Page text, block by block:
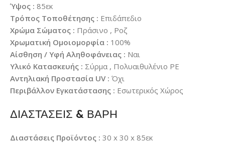
Ύψος : 85εκ
Τρόπος Τοποθέτησης : Επιδάπεδιο
Χρώμα Σώματος : Πράσινο , Ροζ
Χρωματική Ομοιομορφία : 100%
Αίσθηση / Υφή Αληθοφάνειας : Ναι
Υλικό Κατασκευής : Σύρμα , Πολυαιθυλένιο PE
Αντηλιακή Προστασία UV : Όχι
Περιβάλλον Εγκατάστασης : Εσωτερικός Χώρος
ΔΙΑΣΤΑΣΕΙΣ & ΒΑΡΗ
Διαστάσεις Προϊόντος : 30 x 30 x 85εκ